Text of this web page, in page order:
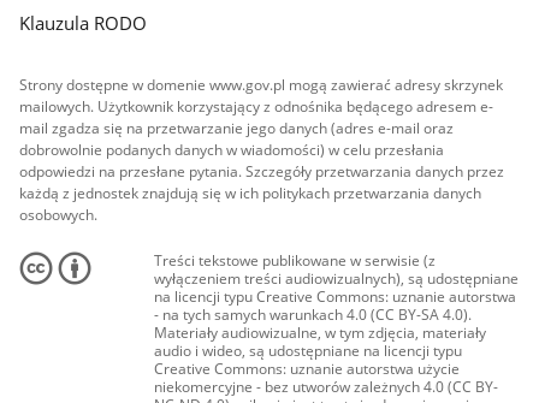
Klauzula RODO
Strony dostępne w domenie www.gov.pl mogą zawierać adresy skrzynek
mailowych. Użytkownik korzystający z odnośnika będącego adresem e-
mail zgadza się na przetwarzanie jego danych (adres e-mail oraz
dobrowolnie podanych danych w wiadomości) w celu przesłania
odpowiedzi na przesłane pytania. Szczegóły przetwarzania danych przez
każdą z jednostek znajdują się w ich politykach przetwarzania danych
osobowych.
Treści tekstowe publikowane w serwisie (z
wyłączeniem treści audiowizualnych), są udostępniane
na licencji typu Creative Commons: uznanie autorstwa
- na tych samych warunkach 4.0 (CC BY-SA 4.0).
Materiały audiowizualne, w tym zdjęcia, materiały
audio i wideo, są udostępniane na licencji typu
Creative Commons: uznanie autorstwa użycie
niekomercyjne - bez utworów zależnych 4.0 (CC BY-